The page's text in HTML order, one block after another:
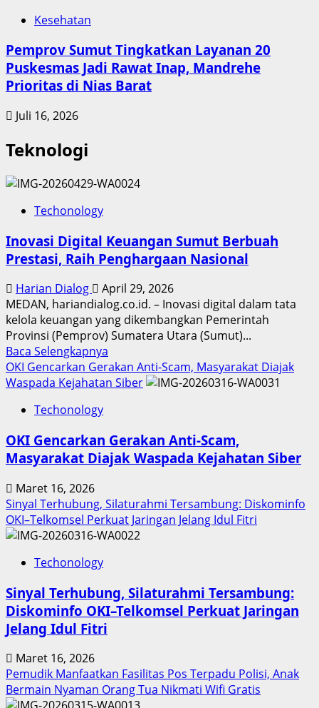
Kesehatan
Pemprov Sumut Tingkatkan Layanan 20
Puskesmas Jadi Rawat Inap, Mandrehe
Prioritas di Nias Barat
Juli 16, 2026
Teknologi
Techonology
Inovasi Digital Keuangan Sumut Berbuah
Prestasi, Raih Penghargaan Nasional
Harian Dialog
April 29, 2026
MEDAN, hariandialog.co.id. – Inovasi digital dalam tata
kelola keuangan yang dikembangkan Pemerintah
Provinsi (Pemprov) Sumatera Utara (Sumut)...
Baca Selengkapnya
more
about
Sumut
Berbuah
Penghargaan
Nasional
OKI Gencarkan Gerakan Anti-Scam, Masyarakat Diajak
Waspada Kejahatan Siber
Techonology
OKI Gencarkan Gerakan Anti-Scam,
Masyarakat Diajak Waspada Kejahatan Siber
Maret 16, 2026
Sinyal Terhubung, Silaturahmi Tersambung: Diskominfo
OKI–Telkomsel Perkuat Jaringan Jelang Idul Fitri
Techonology
Sinyal Terhubung, Silaturahmi Tersambung:
Diskominfo OKI–Telkomsel Perkuat Jaringan
Jelang Idul Fitri
Maret 16, 2026
Pemudik Manfaatkan Fasilitas Pos Terpadu Polisi, Anak
Bermain Nyaman Orang Tua Nikmati Wifi Gratis